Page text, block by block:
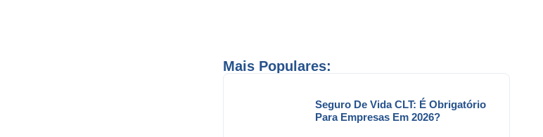
Mais Populares:
Seguro De Vida CLT: É Obrigatório
Para Empresas Em 2026?